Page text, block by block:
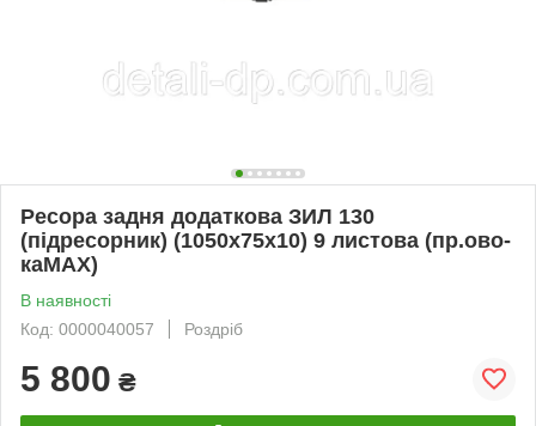
Ресора задня додаткова ЗИЛ 130
(підресорник) (1050х75х10) 9 листова (пр.ово-
каМАХ)
В наявності
Код: 0000040057
Роздріб
5 800 ₴